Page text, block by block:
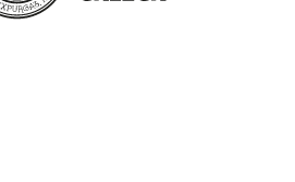
En cumprimento da normativa vixente en
aqueles usuarios que faciliten o seu correo
usuarios poderán exercer o seu dereito de